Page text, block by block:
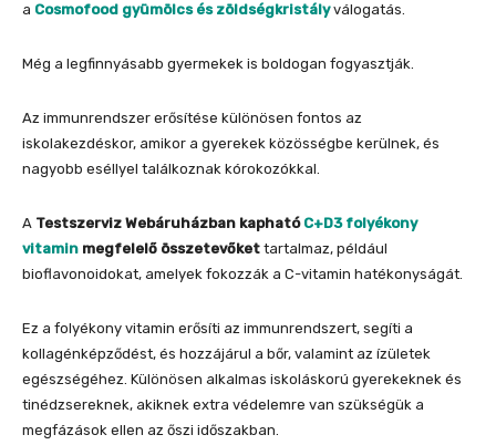
a Cosmofood gyümölcs és zöldségkristályválogatás.
Még a legfinnyásabb gyermekek is boldogan fogyasztják.
Az immunrendszer erősítése különösen fontos az
iskolakezdéskor, amikor a gyerekek közösségbe kerülnek, és
nagyobb eséllyel találkoznak kórokozókkal.
A Testszerviz Webáruházban kapható C+D3 folyékony
vitamin megfelelő összetevőket tartalmaz, például
bioflavonoidokat, amelyek fokozzák a C-vitamin hatékonyságát.
Ez a folyékony vitamin erősíti az immunrendszert, segíti a
kollagénképződést, és hozzájárul a bőr, valamint az ízületek
egészségéhez. Különösen alkalmas iskoláskorú gyerekeknek és
tinédzsereknek, akiknek extra védelemre van szükségük a
megfázások ellen az őszi időszakban.